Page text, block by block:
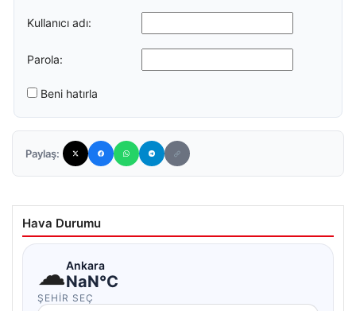
Kullanıcı adı:
Parola:
Beni hatırla
Paylaş:
Hava Durumu
☁Ankara
NaN°C
ŞEHIR SEÇ